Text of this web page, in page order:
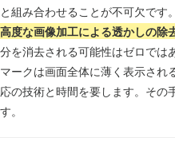
と組み合わせることが不可欠です。
高度な画像加工による透かしの除
分を消去される可能性はゼロでは
マークは画面全体に薄く表示され
応の技術と時間を要します。その
す。